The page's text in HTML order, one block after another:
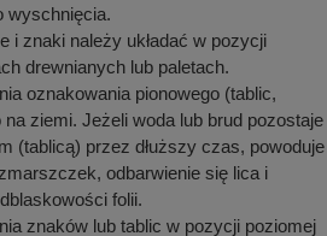
wyschnięcia.
i znaki należy układać w pozycji
drewnianych lub paletach.
oznakowania pionowego (tablic,
ziemi. Jeżeli woda lub brud pozostaje
(tablicą) przez dłuższy czas, powoduje
odbarwienie się lica i
folii.
znaków lub tablic w pozycji poziomej